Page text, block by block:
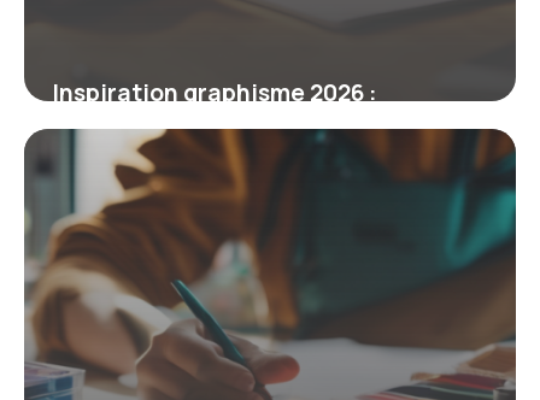
Inspiration graphisme 2026 :
tendances, palettes saturées et
combinaisons réalistes
12 mars 2026